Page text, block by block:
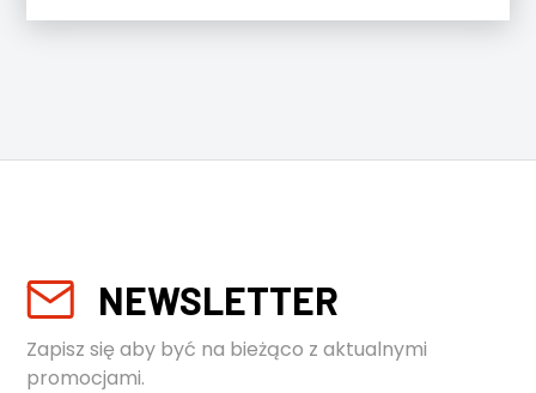
NEWSLETTER
Zapisz się aby być na bieżąco z aktualnymi
promocjami.